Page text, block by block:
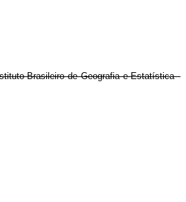
Brasileiro de Geografia e Estatística -